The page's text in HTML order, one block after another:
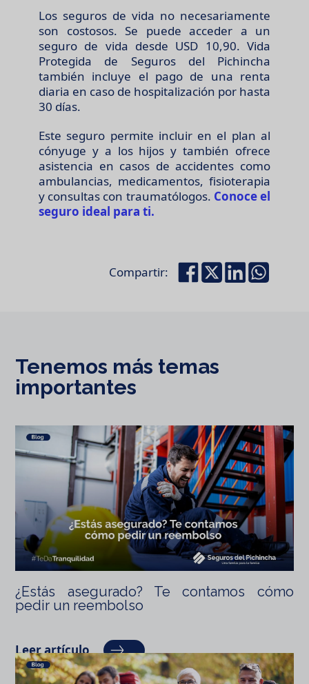
Los seguros de vida no necesariamente
son costosos. Se puede acceder a un
seguro de vida desde USD 10,90. Vida
Protegida de Seguros del Pichincha
también incluye el pago de una renta
diaria en caso de hospitalización por hasta
30 días.
Este seguro permite incluir en el plan al
cónyuge y a los hijos y también ofrece
asistencia en casos de accidentes como
ambulancias, medicamentos, fisioterapia
y consultas con traumatólogos. Conoce el
seguro ideal para ti.
Compartir:
Tenemos más temas
importantes
¿Estás asegurado? Te contamos cómo
pedir un reembolso
Leer artículo